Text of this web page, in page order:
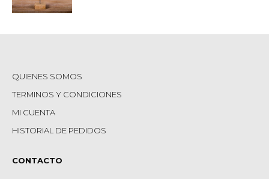
QUIENES SOMOS
TERMINOS Y CONDICIONES
MI CUENTA
HISTORIAL DE PEDIDOS
CONTACTO